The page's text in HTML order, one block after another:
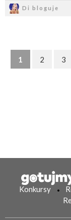
Di bloguje
1 2 3
Konkursy